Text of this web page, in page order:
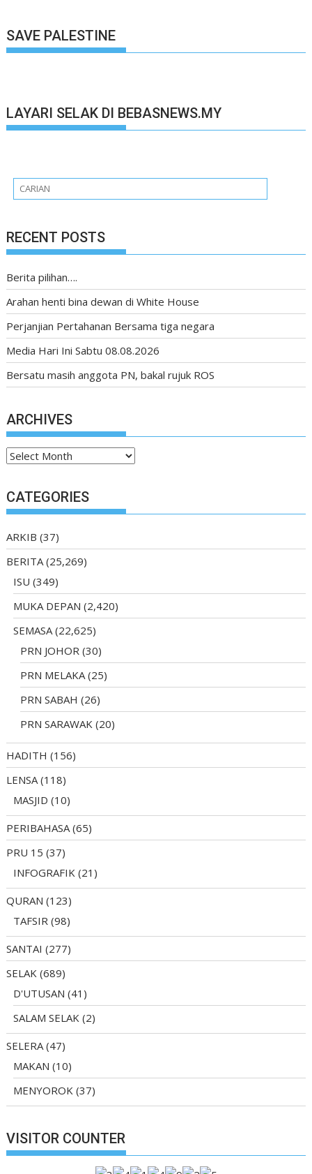
SAVE PALESTINE
LAYARI SELAK DI BEBASNEWS.MY
RECENT POSTS
Berita pilihan….
Arahan henti bina dewan di White House
Perjanjian Pertahanan Bersama tiga negara
Media Hari Ini Sabtu 08.08.2026
Bersatu masih anggota PN, bakal rujuk ROS
ARCHIVES
A
c
h
v
e
CATEGORIES
ARKIB (37)
BERITA (25,269)
ISU (349)
MUKA DEPAN (2,420)
SEMASA (22,625)
PRN JOHOR (30)
PRN MELAKA (25)
PRN SABAH (26)
PRN SARAWAK (20)
HADITH (156)
LENSA (118)
MASJID (10)
PERIBAHASA (65)
PRU 15 (37)
INFOGRAFIK (21)
QURAN (123)
TAFSIR (98)
SANTAI (277)
SELAK (689)
D'UTUSAN (41)
SALAM SELAK (2)
SELERA (47)
MAKAN (10)
MENYOROK (37)
VISITOR COUNTER